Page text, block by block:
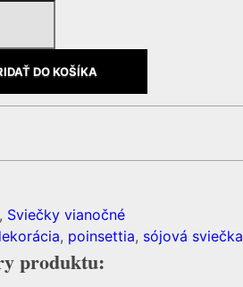
DO KOŠÍKA
, Sviečky vianočné
, poinsettia, sójová sviečka
produktu: